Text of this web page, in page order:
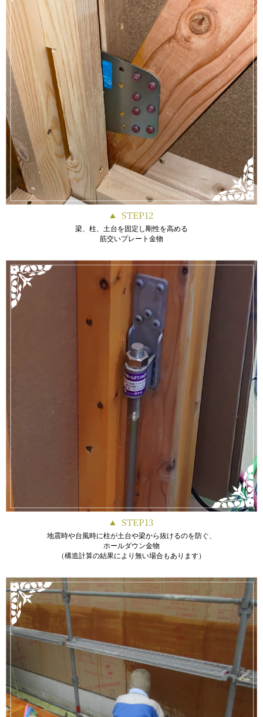
STEP12
梁、柱、土台を固定し剛性を高める
筋交いプレート金物
STEP13
地震時や台風時に柱が土台や梁から抜けるのを防ぐ、
ホールダウン金物
（構造計算の結果により無い場合もあります）